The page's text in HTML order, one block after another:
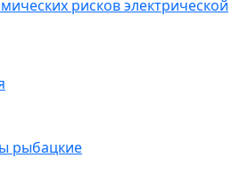
рисков электрической
рыбацкие